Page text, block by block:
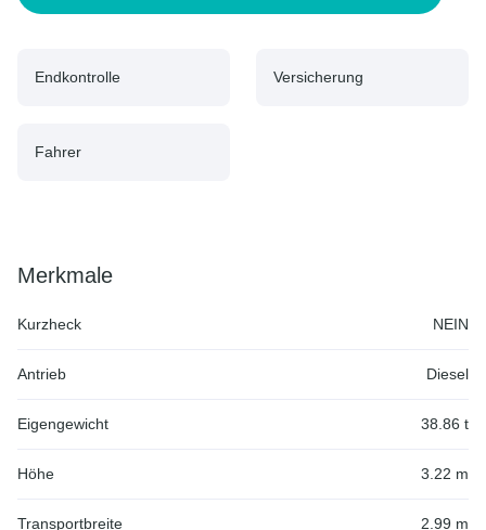
Endkontrolle Versicherung
Fahrer
Merkmale
Kurzheck NEIN
Antrieb Diesel
Eigengewicht 38.86 t
Höhe 3.22 m
Transportbreite 2.99 m